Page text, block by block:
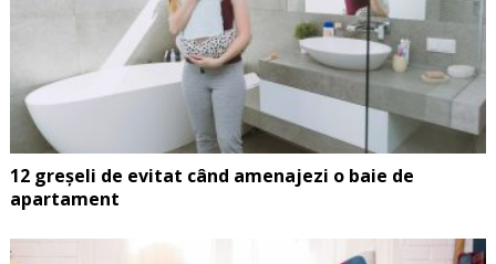
12 greșeli de evitat când amenajezi o baie de
apartament